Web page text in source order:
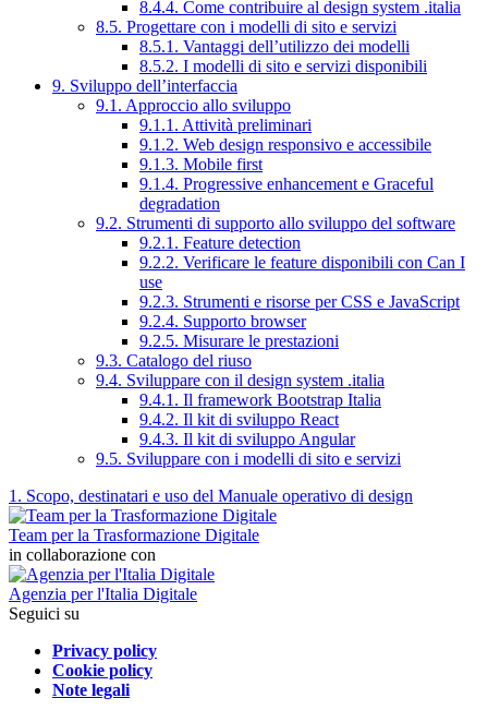
8.4.4. Come contribuire al design system .italia
8.5. Progettare con i modelli di sito e servizi
8.5.1. Vantaggi dell’utilizzo dei modelli
8.5.2. I modelli di sito e servizi disponibili
9. Sviluppo dell’interfaccia
9.1. Approccio allo sviluppo
9.1.1. Attività preliminari
9.1.2. Web design responsivo e accessibile
9.1.3. Mobile first
9.1.4. Progressive enhancement e Graceful
degradation
9.2. Strumenti di supporto allo sviluppo del software
9.2.1. Feature detection
9.2.2. Verificare le feature disponibili con Can I
use
9.2.3. Strumenti e risorse per CSS e JavaScript
9.2.4. Supporto browser
9.2.5. Misurare le prestazioni
9.3. Catalogo del riuso
9.4. Sviluppare con il design system .italia
9.4.1. Il framework Bootstrap Italia
9.4.2. Il kit di sviluppo React
9.4.3. Il kit di sviluppo Angular
9.5. Sviluppare con i modelli di sito e servizi
1. Scopo, destinatari e uso del Manuale operativo di design
Team per la Trasformazione Digitale
in collaborazione con
Agenzia per l'Italia Digitale
Seguici su
Privacy policy
Cookie policy
Note legali